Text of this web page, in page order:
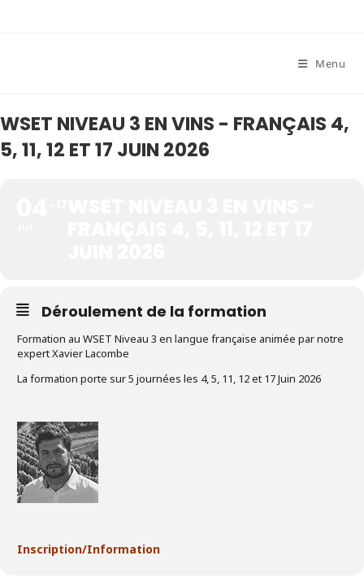
Menu
WSET NIVEAU 3 EN VINS - FRANÇAIS 4,
5, 11, 12 ET 17 JUIN 2026
Déroulement de la formation
Formation au WSET Niveau 3 en langue française animée par notre
expert Xavier Lacombe
La formation porte sur 5 journées les 4, 5, 11, 12 et 17 Juin 2026
Inscription/Information